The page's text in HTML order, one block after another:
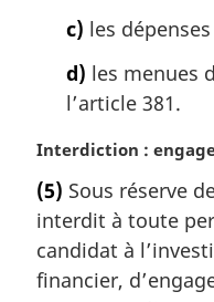
c) les
d) les menues
l’article 381.
N
t
e
m
a
Interdiction :
(5) Sous réserve
interdit à toute
candidat à
financier,